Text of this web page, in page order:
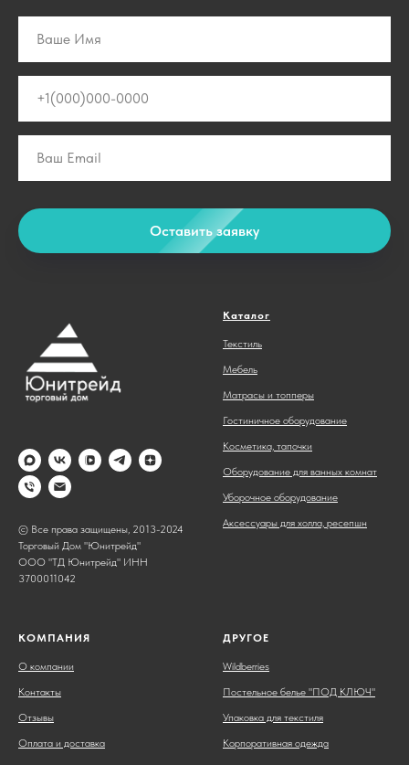
Оставить заявку
© Все права защищены, 2013-2024
Торговый Дом "Юнитрейд"
ООО "ТД Юнитрейд" ИНН
3700011042
Каталог
Текстиль
Мебель
Матрасы и топперы
Гостиничное оборудование
Косметика, тапочки
Оборудование для ванных комнат
Уборочное оборудование
Аксессуары для холла, ресепшн
КОМПАНИЯ
О компании
Контакты
Отзывы
Оплата и доставка
ДРУГОЕ
Wildberries
Постельное белье "ПОД КЛЮЧ"
Упаковка для текстиля
Корпоративная одежда